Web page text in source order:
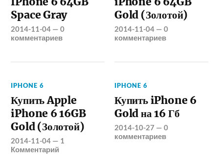
Space Gray
2014-11-04 —0
комментариев
Gold (Золотой)
2014-11-04 —0
комментариев
IPHONE 6
Купить Apple
iPhone 6 16GB
Gold (Золотой)
2014-11-04 — 1
Комментарий
IPHONE 6
Купить iPhone 6
Gold на 16 Гб
2014-10-27 —0
комментариев